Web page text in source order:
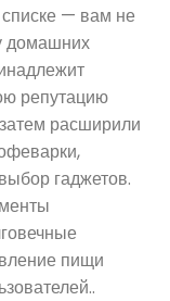
— вам не
домашних
репутацию
расширили
гаджетов.
пищи